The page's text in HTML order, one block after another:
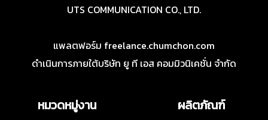
UTS COMMUNICATION CO., LTD.
แพลตฟอร์ม freelance.chumchon.com
ดำเนินการภายใต้บริษัท ยู ที เอส คอมมิวนิเคชั่น จำกัด
หมวดหมู่งาน ผลิตภัณฑ์